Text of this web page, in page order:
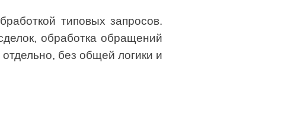
типовых запросов.
обработка обращений
без общей логики и